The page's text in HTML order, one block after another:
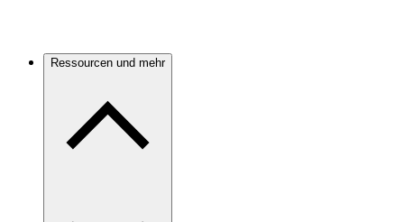
Ressourcen und mehr